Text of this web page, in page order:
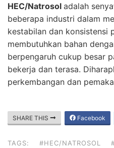
HEC/Natrosol adalah
beberapa industri dalam
kestabilan dan konsistensi
membutuhkan bahan
berpengaruh cukup besar
bekerja dan terasa.
perkembangan dan
SHARE THIS Facebook
TAGS: #HEC/NATROSOL